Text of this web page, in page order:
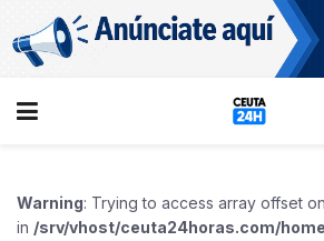
Warning: Trying to access array offset
in /srv/vhost/ceuta24horas.com/